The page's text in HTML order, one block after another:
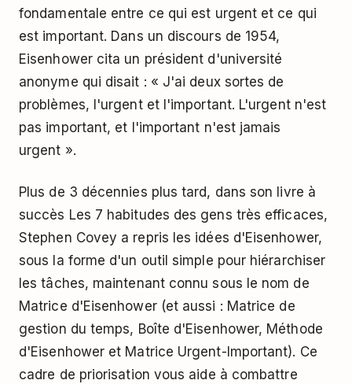
fondamentale entre ce qui est urgent et ce qui
est important. Dans un discours de 1954,
Eisenhower cita un président d'université
anonyme qui disait : « J'ai deux sortes de
problèmes, l'urgent et l'important. L'urgent n'est
pas important, et l'important n'est jamais
urgent ».
Plus de 3 décennies plus tard, dans son livre à
succès Les 7 habitudes des gens très efficaces,
Stephen Covey a repris les idées d'Eisenhower,
sous la forme d'un outil simple pour hiérarchiser
les tâches, maintenant connu sous le nom de
Matrice d'Eisenhower (et aussi : Matrice de
gestion du temps, Boîte d'Eisenhower, Méthode
d'Eisenhower et Matrice Urgent-Important). Ce
cadre de priorisation vous aide à combattre